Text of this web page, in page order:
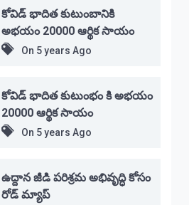
కోవిడ్ భాదిత కుటుంబానికి
అభయం 20000 ఆర్థిక సాయం
On 5 years Ago
కోవిడ్ భాదిత కుటుంభం కి అభయం
20000 ఆర్థిక సాయం
On 5 years Ago
ఉద్దాన జీడి పరిశ్రమ అభివృద్ధి కోసం
రోడ్ మ్యాప్